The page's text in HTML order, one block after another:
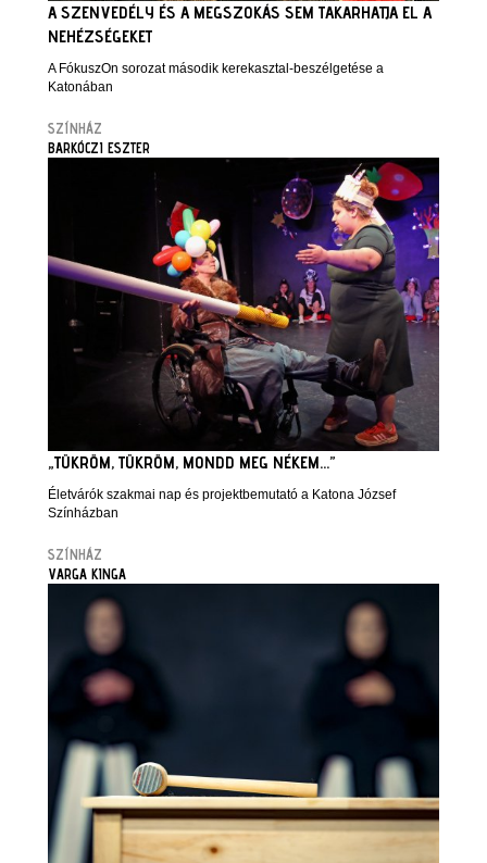
A SZENVEDÉLY ÉS A MEGSZOKÁS SEM TAKARHATJA EL A
NEHÉZSÉGEKET
A FókuszOn sorozat második kerekasztal-beszélgetése a
Katonában
SZÍNHÁZ
BARKÓCZI ESZTER
„TÜKRÖM, TÜKRÖM, MONDD MEG NÉKEM…”
Életvárók szakmai nap és projektbemutató a Katona József
Színházban
SZÍNHÁZ
VARGA KINGA